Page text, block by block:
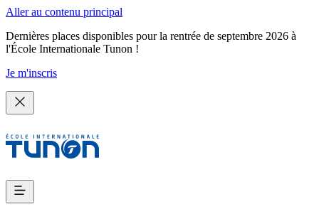
Aller au contenu principal
Dernières places disponibles pour la rentrée de septembre 2026 à
l'École Internationale Tunon !
Je m'inscris